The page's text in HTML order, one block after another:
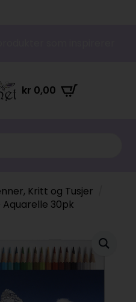
kr 0,00
Kritt og Tusjer
Aquarelle 30pk